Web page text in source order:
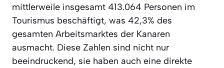
mittlerweile insgesamt 413.064 Personen im
Tourismus beschäftigt, was 42,3% des
gesamten Arbeitsmarktes der Kanaren
ausmacht. Diese Zahlen sind nicht nur
beeindruckend, sie haben auch eine direkte